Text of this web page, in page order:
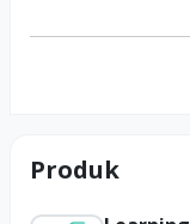
Produk